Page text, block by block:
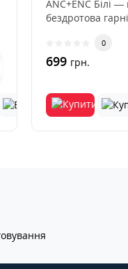
ANC+ENC Білі
бездротова
0
699 грн.